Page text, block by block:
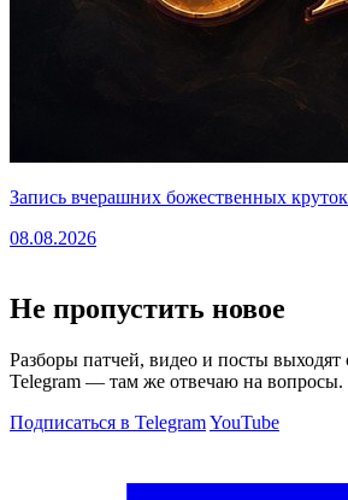
Запись вчерашних божественных
08.08.2026
Не пропустить новое
Разборы патчей, видео и посты выходят
Telegram — там же отвечаю на вопросы.
Подписаться в TelegramYouTube